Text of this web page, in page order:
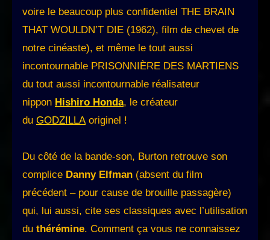
voire le beaucoup plus confidentiel THE BRAIN
THAT WOULDN’T DIE (1962), film de chevet de
notre cinéaste), et même le tout aussi
incontournable PRISONNIÈRE DES MARTIENS
du tout aussi incontournable réalisateur
nippon Hishiro Honda, le créateur
du GODZILLAoriginel !
Du côté de la bande-son, Burton retrouve son
complice Danny Elfman (absent du film
précédent – pour cause de brouille passagère)
qui, lui aussi, cite ses classiques avec l’utilisation
du thérémine. Comment ça vous ne connaissez